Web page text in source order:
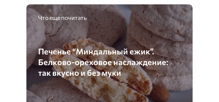
Что еще почитать
Печенье “Миндальный ежик”.
Белково-ореховое наслаждение:
так вкусно и без муки